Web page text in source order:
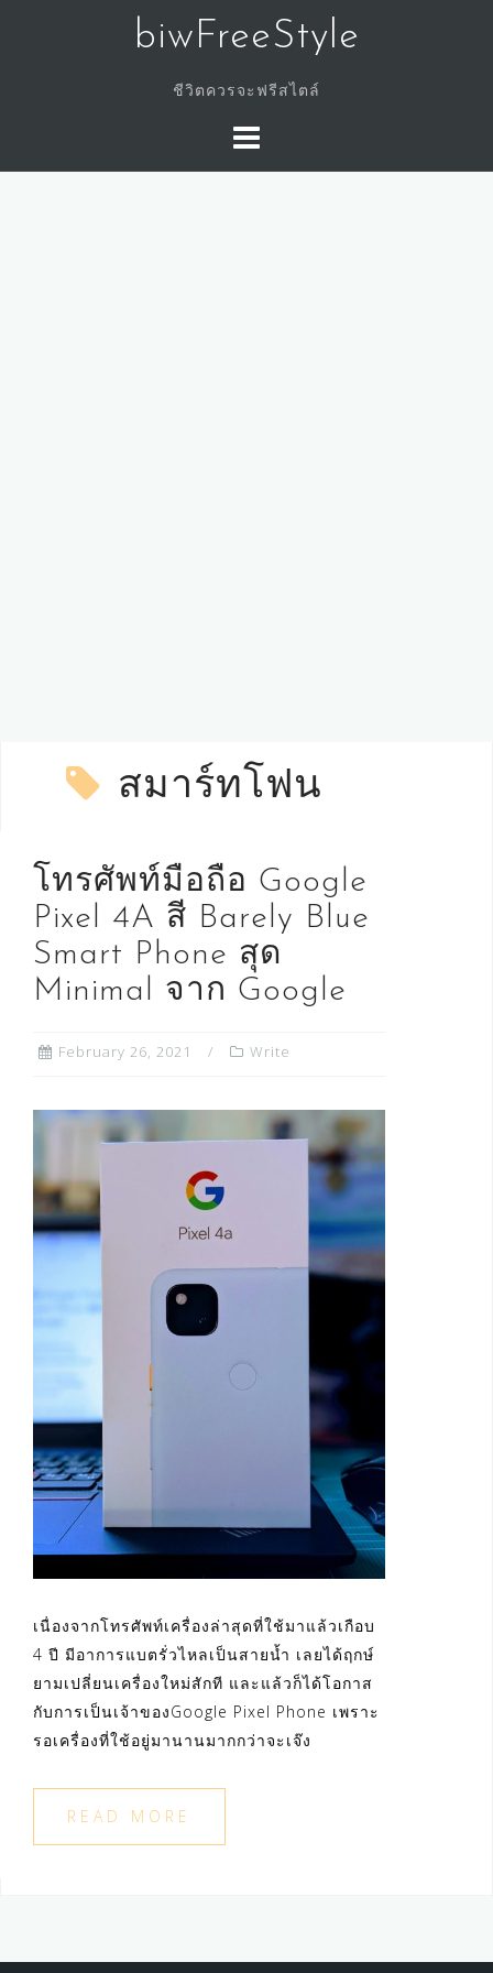
biwFreeStyle
ชีวิตควรจะฟรีสไตล์
สมาร์ทโฟน
โทรศัพท์มือถือ Google
Pixel 4A สี Barely Blue
Smart Phone สุด
Minimal จาก Google
February 26, 2021 Write
เนื่องจากโทรศัพท์เครื่องล่าสุดที่ใช้มาแล้วเกือบ
4 ปี มีอาการแบตรั่วไหลเป็นสายน้ำ เลยได้ฤกษ์
ยามเปลี่ยนเครื่องใหม่สักที และแล้วก็ได้โอกาส
กับการเป็นเจ้าของGoogle Pixel Phone เพราะ
รอเครื่องที่ใช้อยู่มานานมากกว่าจะเจ๊ง
READ MORE